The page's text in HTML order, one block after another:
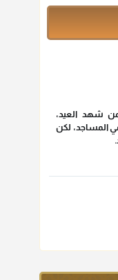
شهد العيد،
المساجد، لكن